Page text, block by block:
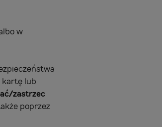
w
kartę lub
zastrzec
poprzez